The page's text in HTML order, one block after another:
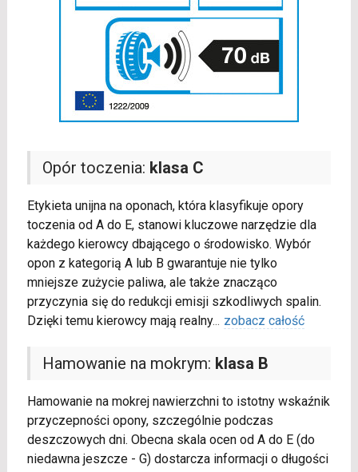
Opór toczenia: klasa C
Etykieta unijna na oponach, która klasyfikuje opory
toczenia od A do E, stanowi kluczowe narzędzie dla
każdego kierowcy dbającego o środowisko. Wybór
opon z kategorią A lub B gwarantuje nie tylko
mniejsze zużycie paliwa, ale także znacząco
przyczynia się do redukcji emisji szkodliwych spalin.
Dzięki temu kierowcy mają realny... zobacz całość
Hamowanie na mokrym: klasa B
Hamowanie na mokrej nawierzchni to istotny wskaźnik
przyczepności opony, szczególnie podczas
deszczowych dni. Obecna skala ocen od A do E (do
niedawna jeszcze - G) dostarcza informacji o długości